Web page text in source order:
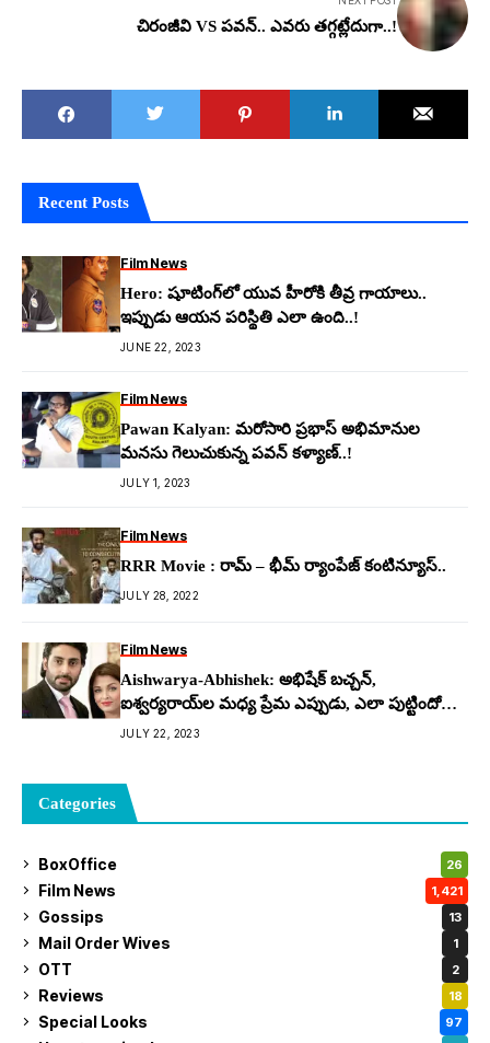
చిరంజీవి VS పవన్.. ఎవ‌రు తగ్గట్లేదుగా..!
Recent Posts
Film News
Hero: షూటింగ్‌లో యువ హీరోకి తీవ్ర గాయాలు..
ఇప్పుడు ఆయ‌న ప‌రిస్థితి ఎలా ఉంది..!
JUNE 22, 2023
Film News
Pawan Kalyan: మ‌రోసారి ప్ర‌భాస్ అభిమానుల
మ‌న‌సు గెలుచుకున్న ప‌వ‌న్ క‌ళ్యాణ్‌..!
JULY 1, 2023
Film News
RRR Movie : రామ్ – భీమ్ ర్యాంపేజ్ కంటిన్యూస్..
JULY 28, 2022
Film News
Aishwarya-Abhishek: అభిషేక్ బచ్చన్,
ఐశ్వర్య‌రాయ్‌ల మ‌ధ్య ప్రేమ ఎప్పుడు, ఎలా పుట్టిందో
తెలుసా?
JULY 22, 2023
Categories
BoxOffice 26
Film News 1,421
Gossips 13
Mail Order Wives 1
OTT 2
Reviews 18
Special Looks 97